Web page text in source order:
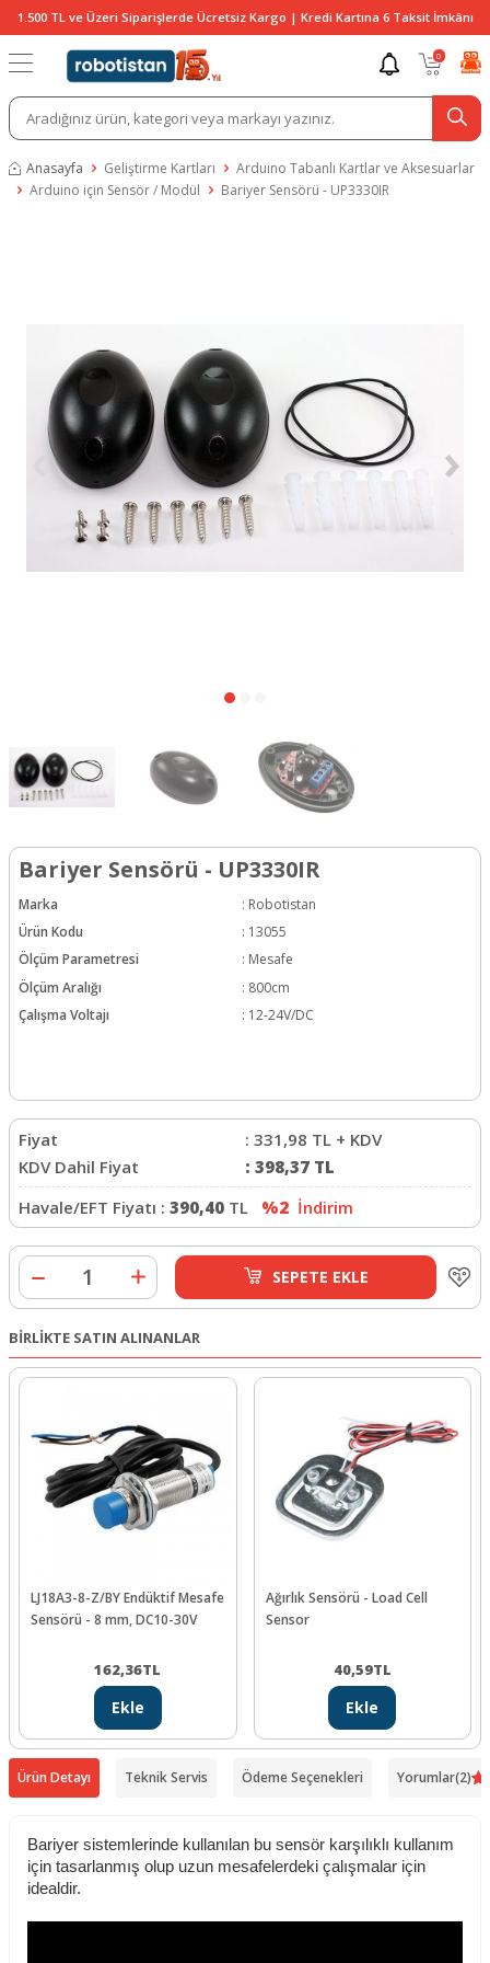
1.500 TL ve Üzeri Siparişlerde Ücretsiz Kargo | Kredi Kartına 6 Taksit İmkânı
0
Anasayfa Geliştirme Kartları
Arduino Tabanlı Kartlar ve Aksesuarlar
Arduino için Sensör / Modül
Bariyer Sensörü - UP3330IR
Bariyer Sensörü - UP3330IR
Marka : Robotistan
Ürün Kodu
: 13055
Ölçüm Parametresi
: Mesafe
Ölçüm Aralığı
: 800cm
Çalışma Voltajı
: 12-24V/DC
Fiyat : 331,98 TL + KDV
KDV Dahil Fiyat
: 398,37 TL
Havale/EFT Fiyatı : 390,40 TL %2 İndirim
SEPETE EKLE
BİRLİKTE SATIN ALINANLAR
LJ18A3-8-Z/BY Endüktif Mesafe
Sensörü - 8 mm, DC10-30V
162,36TL
Ekle
Ağırlık Sensörü - Load Cell
Sensor
40,59TL
Ekle
Ürün Detayı Teknik Servis Ödeme Seçenekleri Yorumlar(2)
Bariyer sistemlerinde kullanılan bu sensör karşılıklı kullanım
için tasarlanmış olup uzun mesafelerdeki çalışmalar için
idealdir.